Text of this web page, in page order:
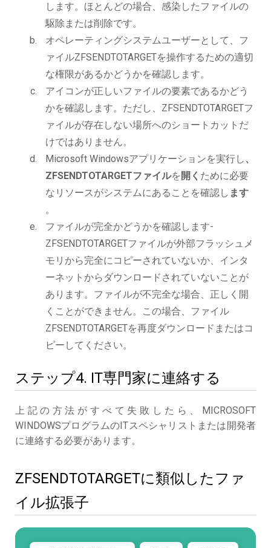
します。ほとんどの場合、感染したファイルの
駆除または削除です。
オペレーティングシステムユーザーとして、フ
ァイルZFSENDTOTARGETを操作するための適切
な権限があるかどうかを確認します。
アイコンが正しいファイルの要素であるかどう
かを確認します。ただし、ZFSENDTOTARGETフ
ァイルが存在しない場所へのショートカットだ
けではありません。
Microsoft Windowsアプリケーションを実行し、
ZFSENDTOTARGETファイルを 開く ために必要
なリソースがシステムにあることを確認し ます
。
ファイルが完全かどうかを確認します-
ZFSENDTOTARGETファイルが外部フラッシュメ
モリから完全にコピーされていないか、インタ
ーネットからダウンロードされていないことが
あります。ファイルが不完全な場合、正しく開
くことができません。この場合、ファイル
ZFSENDTOTARGETを再度ダウンロードまたはコ
ピーしてください。
ステップ4. IT専門家に連絡する
上記の方法がすべて失敗したら、MICROSOFT
WINDOWSプログラムのITスペシャリストまたは開発者
に連絡する必要があります。
ZFSENDTOTARGETに類似したファ
イル拡張子